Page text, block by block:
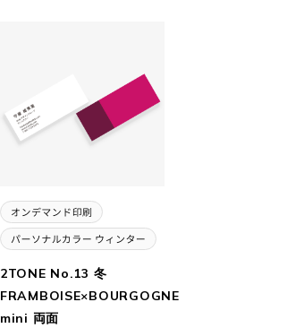
2TONE No.13 冬
FRAMBOISE×BOURGOGNE
mini 両面